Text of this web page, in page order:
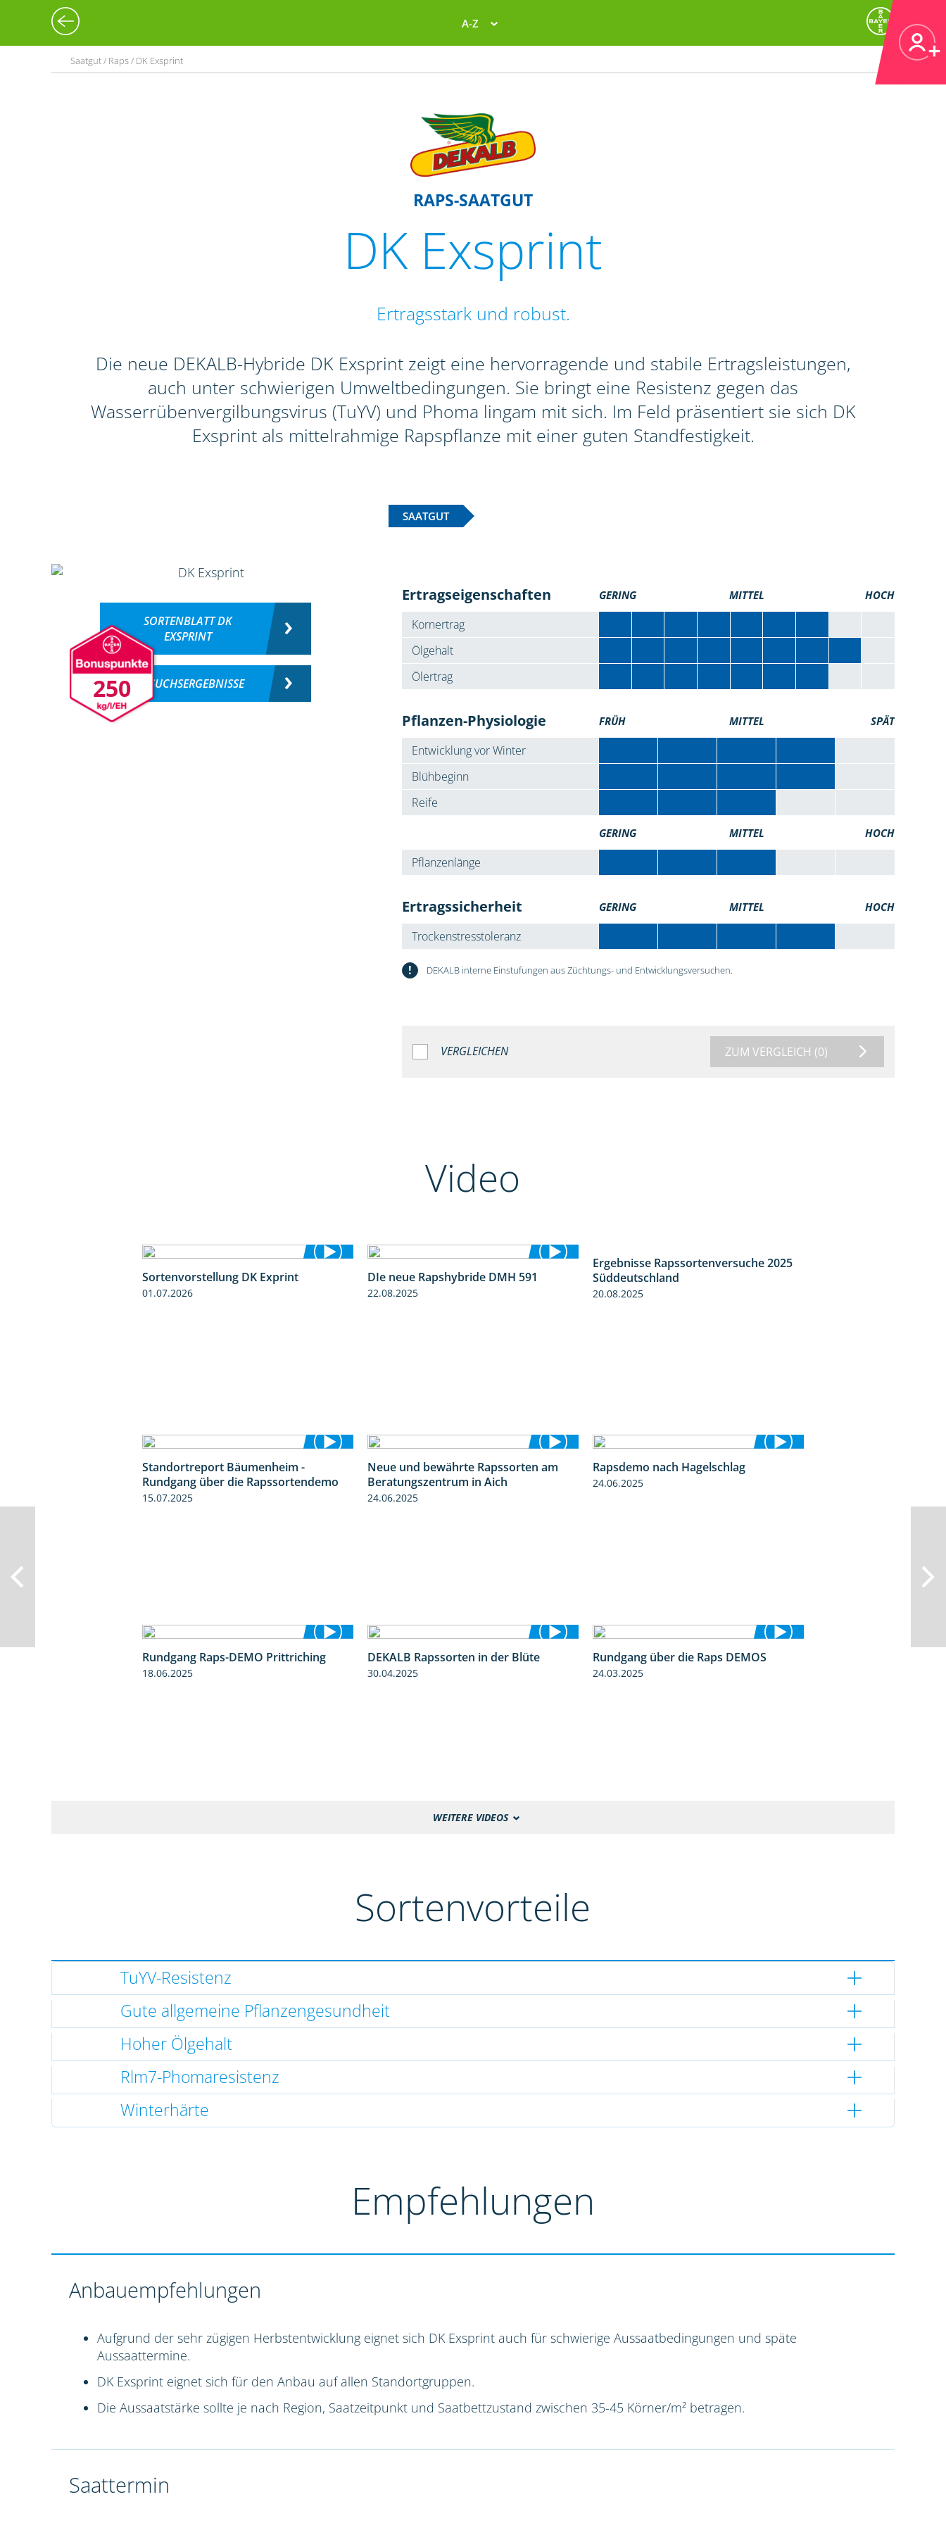
A-Z
Saatgut / Raps / DK Exsprint
RAPS-SAATGUT
DK Exsprint
Ertragsstark und robust.
Die neue DEKALB-Hybride DK Exsprint zeigt eine hervorragende und stabile Ertragsleistungen,
auch unter schwierigen Umweltbedingungen. Sie bringt eine Resistenz gegen das
Wasserrübenvergilbungsvirus (TuYV) und Phoma lingam mit sich. Im Feld präsentiert sie sich DK
Exsprint als mittelrahmige Rapspflanze mit einer guten Standfestigkeit.
SAATGUT
250
SORTENBLATT DK
EXSPRINT
VERSUCHSERGEBNISSE
Ertragseigenschaften GERING MITTEL HOCH
Kornertrag
Ölgehalt
Ölertrag
Pflanzen-Physiologie FRÜH MITTEL SPÄT
Entwicklung vor Winter
Blühbeginn
Reife
GERING MITTEL HOCH
Pflanzenlänge
Ertragssicherheit GERING MITTEL HOCH
Trockenstresstoleranz
! DEKALB interne Einstufungen aus Züchtungs- und Entwicklungsversuchen.
VERGLEICHEN ZUM VERGLEICH (0)
Video
Sortenvorstellung DK Exprint
01.07.2026
DIe neue Rapshybride DMH 591
22.08.2025
Ergebnisse Rapssortenversuche 2025
Süddeutschland
Standortreport Bäumenheim -
Rundgang über die Rapssortendemo
15.07.2025
9:06
Neue und bewährte Rapssorten am
Beratungszentrum in Aich
24.06.2025
Rapsdemo nach Hagelschlag
24.06.2025
5:34
Rundgang Raps-DEMO Prittriching
18.06.2025
DEKALB Rapssorten in der Blüte
30.04.2025
Rundgang über die Raps DEMOS
24.03.2025
WEITERE VIDEOS
Sortenvorteile
TuYV-Resistenz
Gute allgemeine Pflanzengesundheit
Hoher Ölgehalt
Rlm7-Phomaresistenz
Winterhärte
Empfehlungen
Anbauempfehlungen
Aufgrund der sehr zügigen Herbstentwicklung eignet sich DK Exsprint auch für schwierige Aussaatbedingungen und späte
Aussaattermine.
DK Exsprint eignet sich für den Anbau auf allen Standortgruppen.
Die Aussaatstärke sollte je nach Region, Saatzeitpunkt und Saatbettzustand zwischen 35-45 Körner/m² betragen.
Saattermin